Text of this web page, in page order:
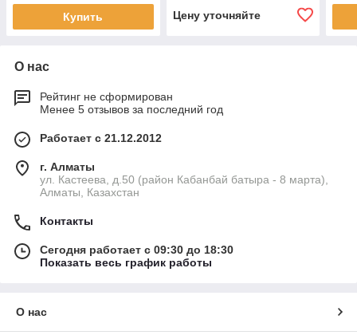
Купить Цену уточняйте
О нас
Рейтинг не сформирован
Менее 5 отзывов за последний год
Работает с 21.12.2012
г. Алматы
ул. Кастеева, д.50 (район Кабанбай батыра - 8 марта),
Алматы, Казахстан
Контакты
Сегодня работает с 09:30 до 18:30
Показать весь график работы
О нас